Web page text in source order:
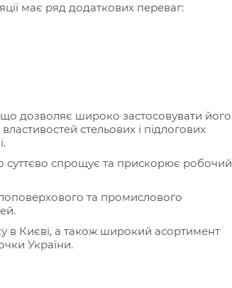
має ряд додаткових переваг:
що дозволяє широко застосовувати його
стельових і підлогових
суттєво спрощує та прискорює робочий
та промислового
в Києві, а також широкий асортимент
України.